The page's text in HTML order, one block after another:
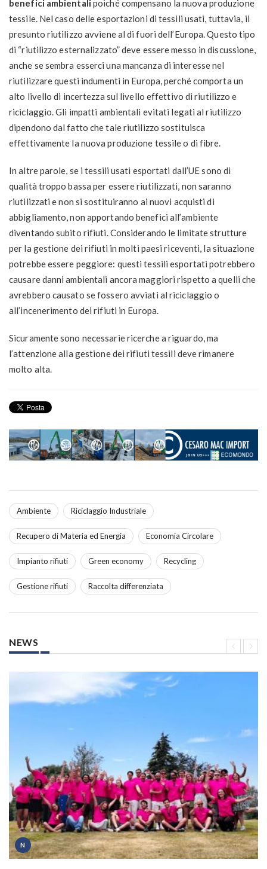
benefici ambientali poiché compensano la nuova produzione
tessile. Nel caso delle esportazioni di tessili usati, tuttavia, il
presunto riutilizzo avviene al di fuori dell’Europa. Questo tipo
di “riutilizzo esternalizzato” deve essere messo in discussione,
anche se sembra esserci una mancanza di interesse nel
riutilizzare questi indumenti in Europa, perché comporta un
alto livello di incertezza sul livello effettivo di riutilizzo e
riciclaggio. Gli impatti ambientali evitati legati al riutilizzo
dipendono dal fatto che tale riutilizzo sostituisca
effettivamente la nuova produzione tessile o di fibre.
In altre parole, se i tessili usati esportati dall’UE sono di
qualità troppo bassa per essere riutilizzati, non saranno
riutilizzati e non si sostituiranno ai nuovi acquisti di
abbigliamento, non apportando benefici all’ambiente
diventando subito rifiuti. Considerando le limitate strutture
per la gestione dei rifiuti in molti paesi riceventi, la situazione
potrebbe essere peggiore: questi tessili esportati potrebbero
causare danni ambientali ancora maggiori rispetto a quelli che
avrebbero causato se fossero avviati al riciclaggio o
all’incenerimento dei rifiuti in Europa.
Sicuramente sono necessarie ricerche a riguardo, ma
l’attenzione alla gestione dei rifiuti tessili deve rimanere
molto alta.
Ambiente Riciclaggio Industriale
Recupero di Materia ed Energia Economia Circolare
Impianto rifiuti Green economy Recycling
Gestione rifiuti Raccolta differenziata
NEWS
N